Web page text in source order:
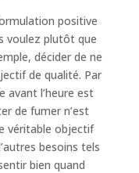
positive
voulez plutôt que
décider de ne
de qualité. Par
avant l’heure est
de fumer n’est
véritable objectif
besoins tels
bien quand